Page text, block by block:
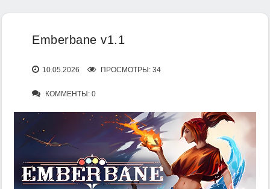
Emberbane v1.1
10.05.2026 ПРОСМОТРЫ: 34
КОММЕНТЫ: 0